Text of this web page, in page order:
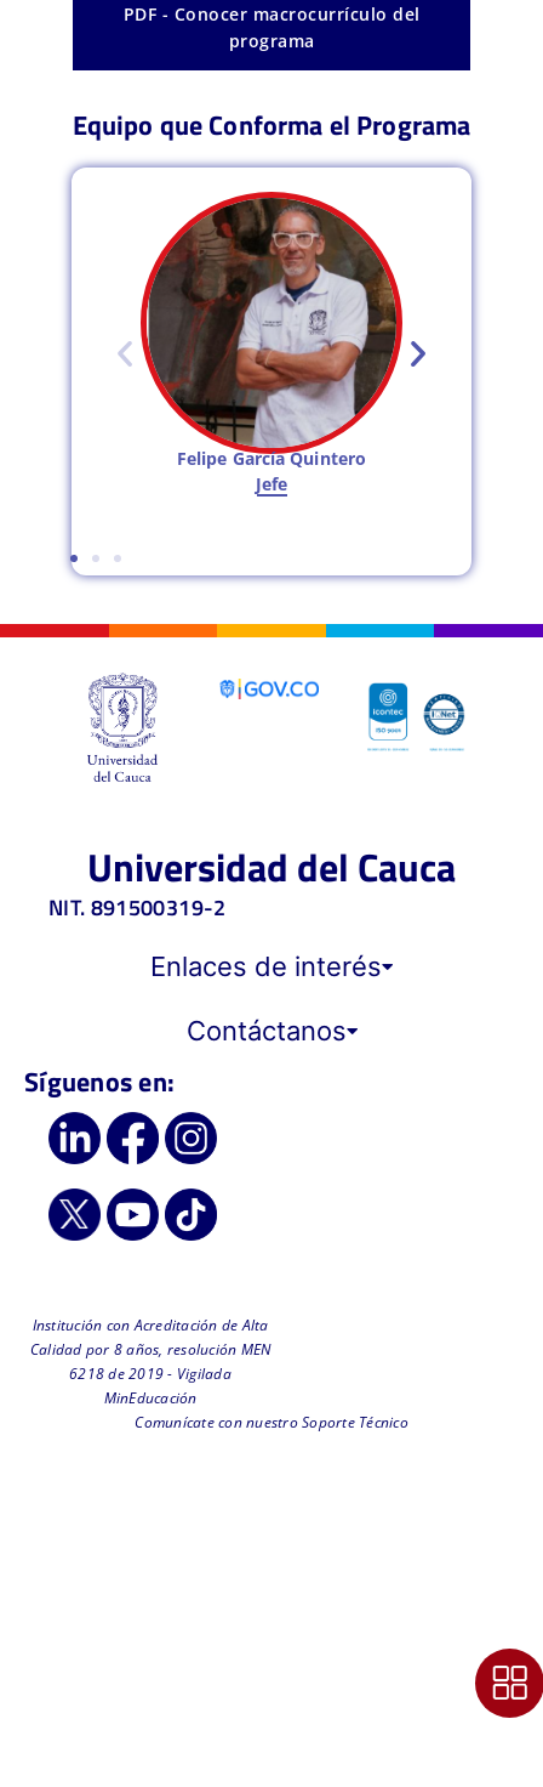
PDF - Conocer macrocurrículo del
programa
Equipo que Conforma el Programa
Felipe García Quintero
Jefe
Universidad del Cauca
NIT. 891500319-2
Enlaces de interés
Contáctanos
Síguenos en:
Institución con Acreditación de Alta
Calidad por 8 años, resolución MEN
6218 de 2019 - Vigilada
MinEducación
Comunícate con nuestro Soporte Técnico